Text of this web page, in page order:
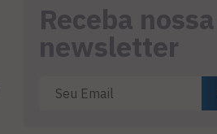
Receba nossa
newsletter